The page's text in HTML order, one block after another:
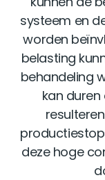
systeem en
worden
belasting
behandeling
kan
deze hoge